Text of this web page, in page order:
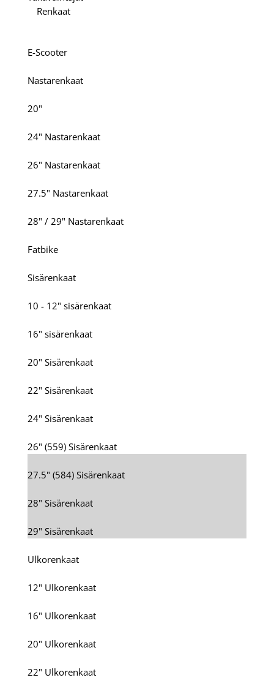
Renkaat
E-Scooter
Nastarenkaat
20"
24" Nastarenkaat
26" Nastarenkaat
27.5" Nastarenkaat
28" / 29" Nastarenkaat
Fatbike
Sisärenkaat
10 - 12" sisärenkaat
16" sisärenkaat
20" Sisärenkaat
22" Sisärenkaat
24" Sisärenkaat
26" (559) Sisärenkaat
27.5" (584) Sisärenkaat
28" Sisärenkaat
29" Sisärenkaat
Ulkorenkaat
12" Ulkorenkaat
16" Ulkorenkaat
20" Ulkorenkaat
22" Ulkorenkaat